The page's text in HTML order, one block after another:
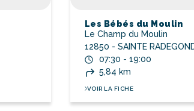
Les Bébés du Moulin
Le Champ du Moulin
12850 - SAINTE
07:30 - 19:00
5,84 km
VOIR LA FICHE